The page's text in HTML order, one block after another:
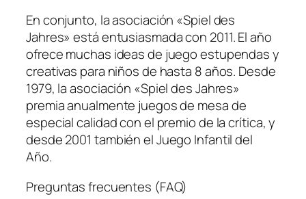
En conjunto, la asociación «Spiel des
Jahres» está entusiasmada con 2011. El año
ofrece muchas ideas de juego estupendas y
creativas para niños de hasta 8 años. Desde
1979, la asociación «Spiel des Jahres»
premia anualmente juegos de mesa de
especial calidad con el premio de la crítica, y
desde 2001 también el Juego Infantil del
Año.
Preguntas frecuentes (FAQ)